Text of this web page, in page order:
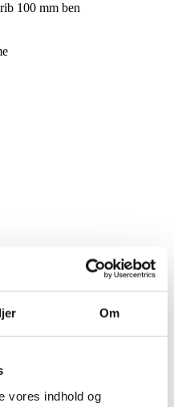
Om
vores indhold og
100 mm ben